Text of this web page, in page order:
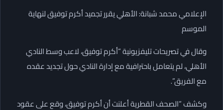
الإعلامي محمد شبانة: الأهلي يقرر تجميد أكرم توفيق لنهاية
الموسم
وقال في تصريحات تليفزيونية “أكرم توفيق، لاعب وسط النادي
الأهلي، لم يتعامل باحترافية مع إدارة النادي حول تجديد عقده
مع الفريق”.
وكشف “الصحف القطرية أعلنت أن أكرم توفيق، وقع على عقود